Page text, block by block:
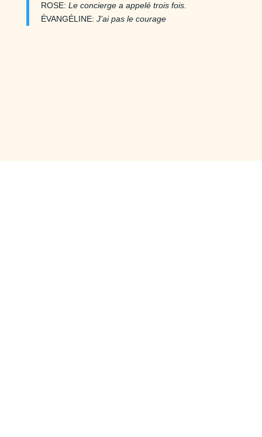
ROSE: Le concierge a appelé trois fois.
ÉVANGÉLINE: J’ai pas le courage